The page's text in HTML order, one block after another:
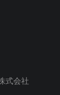
式会社